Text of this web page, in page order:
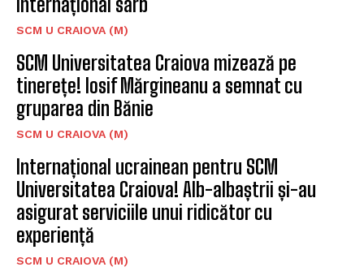
SCM U CRAIOVA (M)
SCM Universitatea Craiova mizează pe
tinerețe! Iosif Mărgineanu a semnat cu
gruparea din Bănie
SCM U CRAIOVA (M)
Internațional ucrainean pentru SCM
Universitatea Craiova! Alb-albaștrii și-au
asigurat serviciile unui ridicător cu
experiență
SCM U CRAIOVA (M)